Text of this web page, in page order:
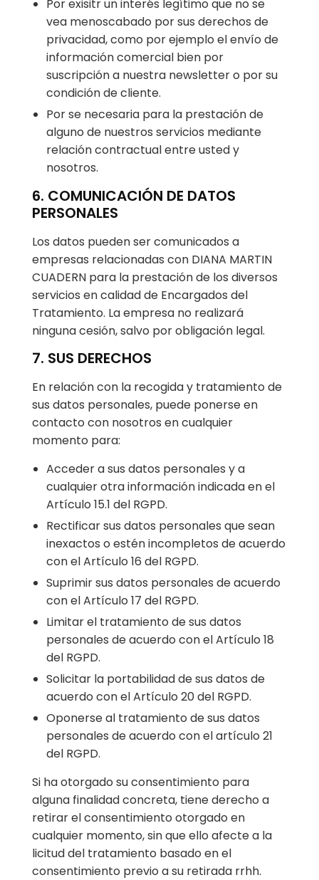
Por exisitr un interés legítimo que no se
vea menoscabado por sus derechos de
privacidad, como por ejemplo el envío de
información comercial bien por
suscripción a nuestra newsletter o por su
condición de cliente.
Por se necesaria para la prestación de
alguno de nuestros servicios mediante
relación contractual entre usted y
nosotros.
6. COMUNICACIÓN DE DATOS
PERSONALES
Los datos pueden ser comunicados a
empresas relacionadas con DIANA MARTIN
CUADERN para la prestación de los diversos
servicios en calidad de Encargados del
Tratamiento. La empresa no realizará
ninguna cesión, salvo por obligación legal.
7. SUS DERECHOS
En relación con la recogida y tratamiento de
sus datos personales, puede ponerse en
contacto con nosotros en cualquier
momento para:
Acceder a sus datos personales y a
cualquier otra información indicada en el
Artículo 15.1 del RGPD.
Rectificar sus datos personales que sean
inexactos o estén incompletos de acuerdo
con el Artículo 16 del RGPD.
Suprimir sus datos personales de acuerdo
con el Artículo 17 del RGPD.
Limitar el tratamiento de sus datos
personales de acuerdo con el Artículo 18
del RGPD.
Solicitar la portabilidad de sus datos de
acuerdo con el Artículo 20 del RGPD.
Oponerse al tratamiento de sus datos
personales de acuerdo con el artículo 21
del RGPD.
Si ha otorgado su consentimiento para
alguna finalidad concreta, tiene derecho a
retirar el consentimiento otorgado en
cualquier momento, sin que ello afecte a la
licitud del tratamiento basado en el
consentimiento previo a su retirada rrhh.